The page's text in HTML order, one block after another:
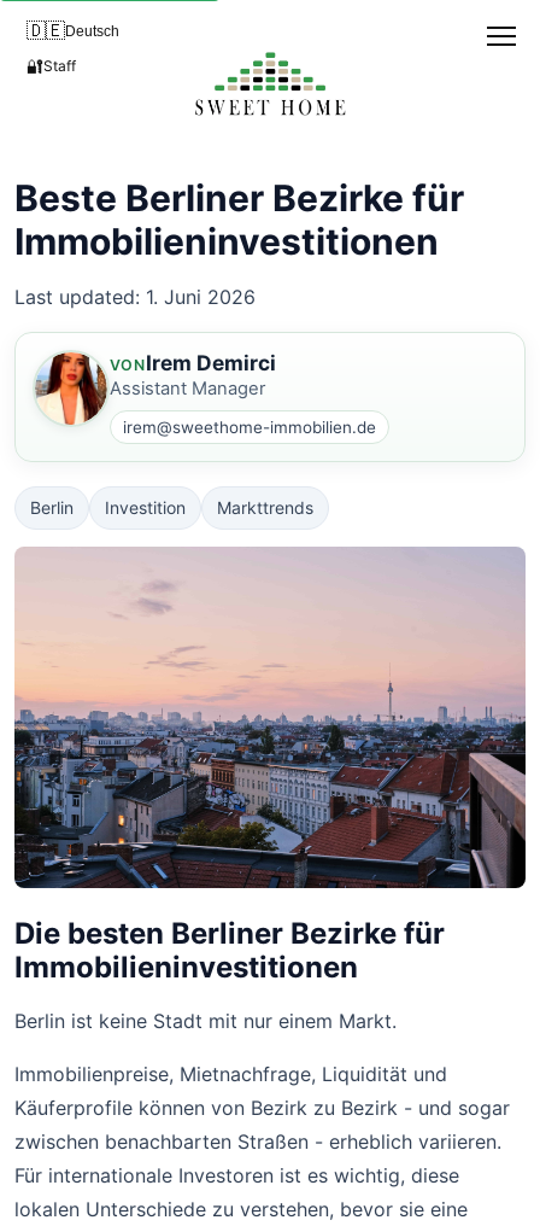
🇩🇪Deutsch
🔐Staff
Beste Berliner Bezirke für
Immobilieninvestitionen
Last updated: 1. Juni 2026
VONIrem Demirci
Assistant Manager
irem@sweethome-immobilien.de
Berlin Investition Markttrends
Die besten Berliner Bezirke für
Immobilieninvestitionen
Berlin ist keine Stadt mit nur einem Markt.
Immobilienpreise, Mietnachfrage, Liquidität und
Käuferprofile können von Bezirk zu Bezirk - und sogar
zwischen benachbarten Straßen - erheblich variieren.
Für internationale Investoren ist es wichtig, diese
lokalen Unterschiede zu verstehen, bevor sie eine